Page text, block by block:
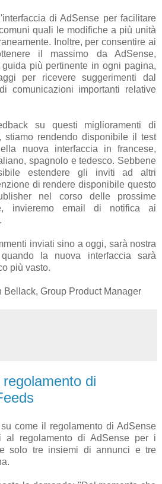
di AdSense per facilitare
quali le modifiche a più unità
Inoltre, per consentire ai
il massimo da AdSense,
più pertinente in ogni pagina,
per ricevere suggerimenti dal
comunicazioni importanti relative
su questi miglioramenti di
stiamo rendendo disponibile il test
nuova interfaccia in francese,
spagnolo e tedesco. Sebbene
estendere gli inviti ad altri
di rendere disponibile questo
nel corso delle prossime
invieremo email di notifica ai
inviati sino a oggi, sarà nostra
la nuova interfaccia sarà
più vasto.
Bellack, Group Product Manager
di
come il regolamento di AdSense
regolamento di AdSense per i
solo tre insiemi di annunci e tre